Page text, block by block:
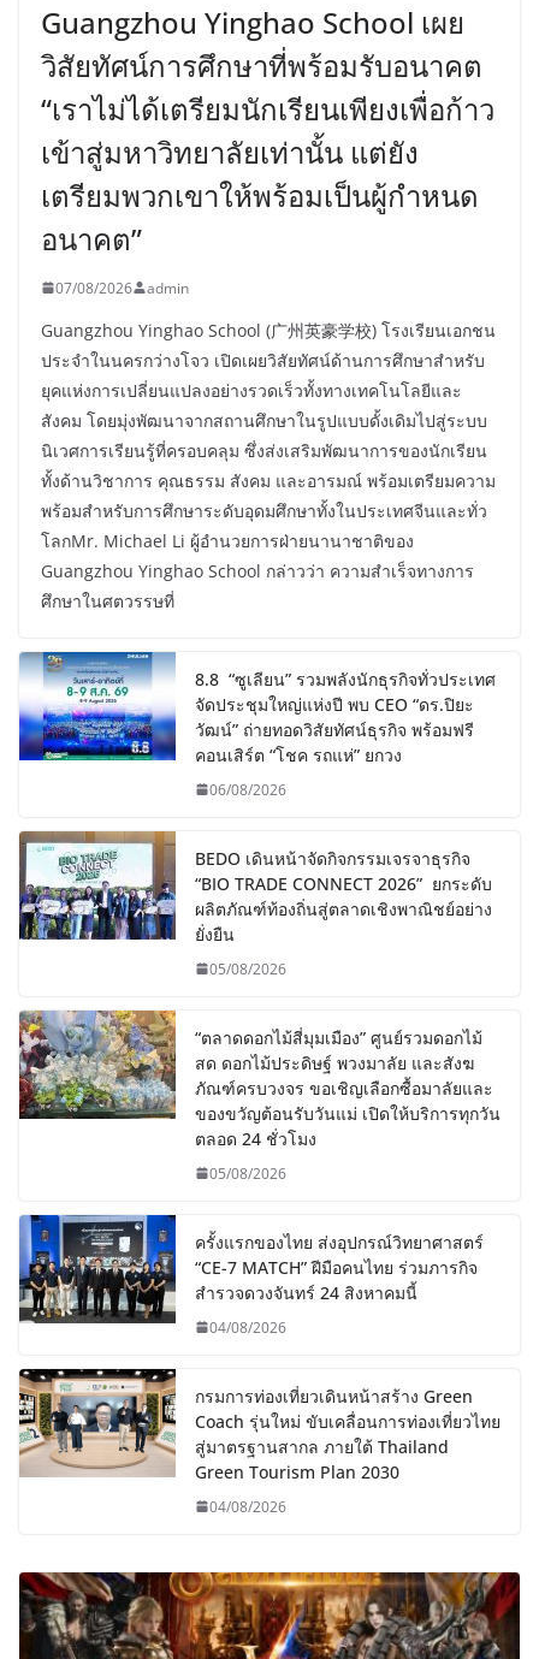
Guangzhou Yinghao School เผย
วิสัยทัศน์การศึกษาที่พร้อมรับอนาคต
“เราไม่ได้เตรียมนักเรียนเพียงเพื่อก้าว
เข้าสู่มหาวิทยาลัยเท่านั้น แต่ยัง
เตรียมพวกเขาให้พร้อมเป็นผู้กำหนด
อนาคต”
07/08/2026 admin
Guangzhou Yinghao School (广州英豪学校) โรงเรียนเอกชน
ประจำในนครกว่างโจว เปิดเผยวิสัยทัศน์ด้านการศึกษาสำหรับ
ยุคแห่งการเปลี่ยนแปลงอย่างรวดเร็วทั้งทางเทคโนโลยีและ
สังคม โดยมุ่งพัฒนาจากสถานศึกษาในรูปแบบดั้งเดิมไปสู่ระบบ
นิเวศการเรียนรู้ที่ครอบคลุม ซึ่งส่งเสริมพัฒนาการของนักเรียน
ทั้งด้านวิชาการ คุณธรรม สังคม และอารมณ์ พร้อมเตรียมความ
พร้อมสำหรับการศึกษาระดับอุดมศึกษาทั้งในประเทศจีนและทั่ว
โลกMr. Michael Li ผู้อำนวยการฝ่ายนานาชาติของ
Guangzhou Yinghao School กล่าวว่า ความสำเร็จทางการ
ศึกษาในศตวรรษที่
8.8 “ซูเลียน” รวมพลังนักธุรกิจทั่วประเทศ
จัดประชุมใหญ่แห่งปี พบ CEO “ดร.ปิยะ
วัฒน์” ถ่ายทอดวิสัยทัศน์ธุรกิจ พร้อมฟรี
คอนเสิร์ต “โชค รถแห่” ยกวง
06/08/2026
BEDO เดินหน้าจัดกิจกรรมเจรจาธุรกิจ
“BIO TRADE CONNECT 2026” ยกระดับ
ผลิตภัณฑ์ท้องถิ่นสู่ตลาดเชิงพาณิชย์อย่าง
ยั่งยืน
05/08/2026
“ตลาดดอกไม้สี่มุมเมือง” ศูนย์รวมดอกไม้
สด ดอกไม้ประดิษฐ์ พวงมาลัย และสังฆ
ภัณฑ์ครบวงจร ขอเชิญเลือกซื้อมาลัยและ
ของขวัญต้อนรับวันแม่ เปิดให้บริการทุกวัน
ตลอด 24 ชั่วโมง
05/08/2026
ครั้งแรกของไทย ส่งอุปกรณ์วิทยาศาสตร์
“CE-7 MATCH” ฝีมือคนไทย ร่วมภารกิจ
สำรวจดวงจันทร์ 24 สิงหาคมนี้
04/08/2026
กรมการท่องเที่ยวเดินหน้าสร้าง Green
Coach รุ่นใหม่ ขับเคลื่อนการท่องเที่ยวไทย
สู่มาตรฐานสากล ภายใต้ Thailand
Green Tourism Plan 2030
04/08/2026